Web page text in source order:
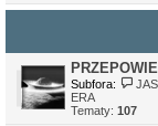
Subfora:
ERA
Tematy: 107